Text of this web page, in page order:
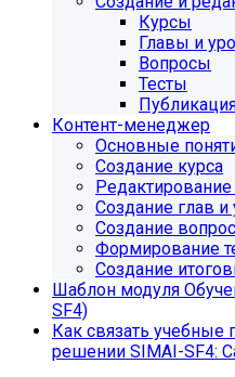
Обновления в
"Педагогический
Для готовых решений,
SF4: Сведения об
Курсы
Главы и
Вопросы
Тесты
Контент-менеджер
Основные
Создание курса
Редактирование
Создание глав и
Создание
Формирование
Создание
Шаблон модуля
SF4)
Как связать учебные
решении SIMAI-SF4: